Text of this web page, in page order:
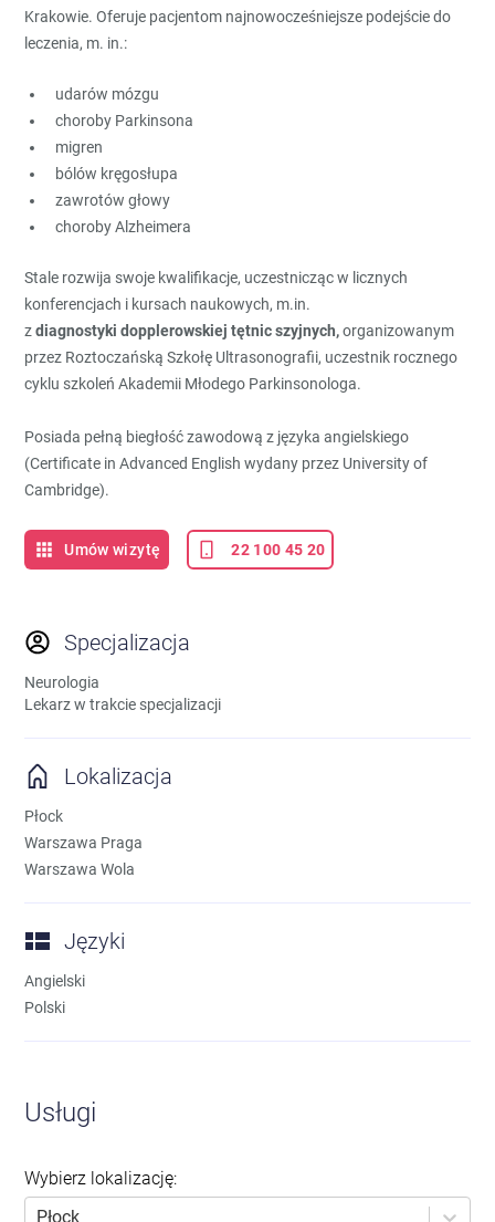
Krakowie. Oferuje pacjentom najnowocześniejsze podejście do
leczenia, m. in.:
udarów mózgu
choroby Parkinsona
migren
bólów kręgosłupa
zawrotów głowy
choroby Alzheimera
Stale rozwija swoje kwalifikacje, uczestnicząc w licznych
konferencjach i kursach naukowych, m.in.
zdiagnostyki dopplerowskiej tętnic szyjnych,organizowanym
przez Roztoczańską Szkołę Ultrasonografii, uczestnik rocznego
cyklu szkoleń Akademii Młodego Parkinsonologa.
Posiada pełną biegłość zawodową z języka angielskiego
(Certificate in Advanced English wydany przez University of
Cambridge).
Umów wizytę 22 100 45 20
Usługi
Wybierz lokalizację:
Płock
Specjalizacja
Neurologia
Lekarz w trakcie specjalizacji
Lokalizacja
Płock
Warszawa Praga
Warszawa Wola
Języki
Angielski
Polski